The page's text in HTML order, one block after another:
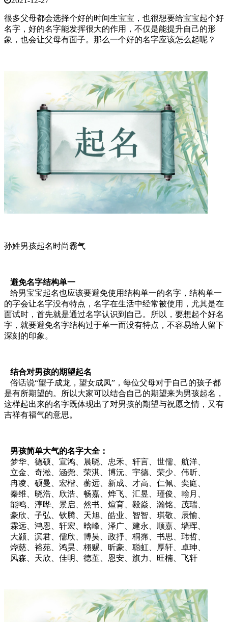
很多父母都会选择个好的时间生宝宝，也很想要给宝宝起个好
名字，好的名字能发挥很大的作用，不仅是能提升自己的形
象，也会让父母有面子。那么一个好的名字应该怎么起呢？
孙姓男孩起名时尚霸气
避免名字结构单一
给男宝宝起名也应该要避免使用结构单一的名字，结构单一
的字会让名字没有特点，名字在生活中经常被使用，尤其是在
面试时，首先就是通过名字认识到自己。所以，要想起个好名
字，就要避免名字结构过于单一而没有特点，不容易给人留下
深刻的印象。
结合对男孩的期望起名
俗话说“望子成龙，望女成凤”，每位父母对于自己的孩子都
是有所期望的。所以大家可以结合自己的期望来为男孩起名，
这样起出来的名字既体现出了对男孩的期望与祝愿之情，又有
吉祥有福气的意思。
男孩简单大气的名字大全：
梦华、德硕、宣鸿、晨晓、忠禾、轩言、世儒、航洋、
立金、奇淞、涵尧、荣淇、博沅、宇德、荣少、伟昕、
冉凌、硕曼、宏楷、蘅远、新成、才高、仁佩、奕庭、
秦维、晓浩、欣浩、畅嘉、烨飞、汇昱、瑾俊、翰月、
能鸣、淳晔、景启、然书、煊育、毅焱、瀚铭、茂瑞、
豪欣、子弘、钦腾、天旭、皓业、智智、琪敬、辰愉、
霖远、鸿恩、轩宏、晗峰、泽广、建永、顺嘉、墙珲、
大颢、滨君、儒欣、博昊、政抒、桐霈、书思、玮哲、
烨慈、裕苑、鸿昊、栩赐、昕豪、聪虹、厚轩、卓珅、
风森、天欣、佳明、德堇、恩安、旗力、旺楠、飞轩